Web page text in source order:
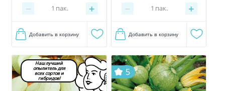
− +
1 пак.
Добавить в корзину
− +
1 пак.
Добавить в корзину
Наш лучший
опылитель для
всех сортов и
гибридов!
5